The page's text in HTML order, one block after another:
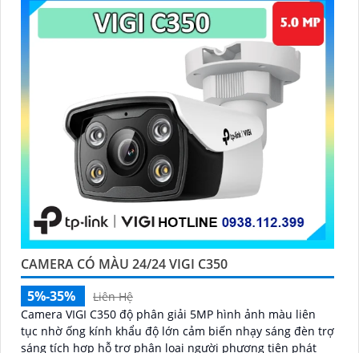
CAMERA CÓ MÀU 24/24 VIGI C350
5%-35%
Liên Hệ
Camera VIGI C350 độ phân giải 5MP hình ảnh màu liên
tục nhờ ống kính khẩu độ lớn cảm biến nhạy sáng đèn trợ
sáng tích hợp hỗ trợ phân loại người phương tiện phát